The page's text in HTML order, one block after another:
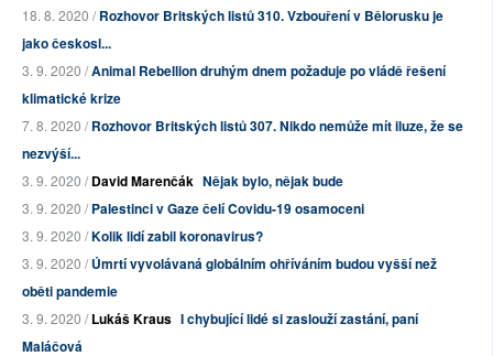
18. 8. 2020 /Rozhovor Britských listů 310. Vzbouření v Bělorusku je
jako českosl...
3. 9. 2020 /Animal Rebellion druhým dnem požaduje po vládě řešení
klimatické krize
7. 8. 2020 /Rozhovor Britských listů 307. Nikdo nemůže mít iluze, že se
nezvýší...
3. 9. 2020 /David Marenčák Nějak bylo, nějak bude
3. 9. 2020 /Palestinci v Gaze čelí Covidu-19 osamoceni
3. 9. 2020 /Kolik lidí zabil koronavirus?
3. 9. 2020 /Úmrtí vyvolávaná globálním ohříváním budou vyšší než
oběti pandemie
3. 9. 2020 /Lukáš Kraus I chybující lidé si zaslouží zastání, paní
Maláčová